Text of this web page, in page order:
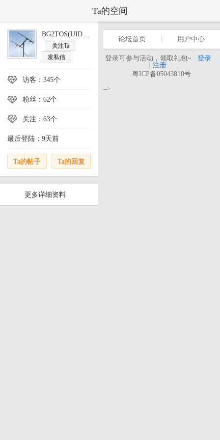
Ta的空间
BG2TOS(UID:64049)
关注Ta
发私信
访客：345个
粉丝：62个
关注：63个
最后登陆：9天前
Ta的帖子 Ta的回复
更多详细资料
论坛首页 用户中心
登录可参与活动，领取礼包~
登录
注册
粤ICP备05043810号
-->